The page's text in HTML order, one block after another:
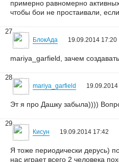
примерно равномерно
чтобы бои не простаивали, если
27
БлокАда 19.09.2014 17:20
mariya_garfield, зачем
28
mariya_garfield
Эт я про Дашку забыла))))
29
Кисун 19.09.2014 17:42
Я тоже периодически дерусь)
нас играет всего 2 человека